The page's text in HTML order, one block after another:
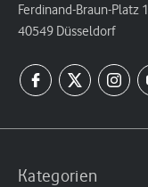
Ferdinand-Braun-Platz 1
40549 Düsseldorf
Kategorien